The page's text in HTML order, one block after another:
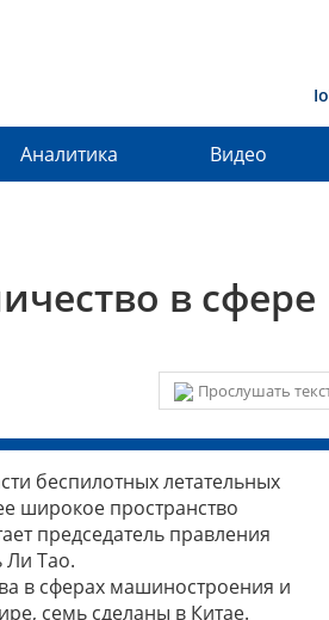
Аналитика Видео
в сфере
Прослушать
беспилотных летательных
широкое пространство
председатель правления
Ли Тао.
в сферах машиностроения и
семь сделаны в Китае.